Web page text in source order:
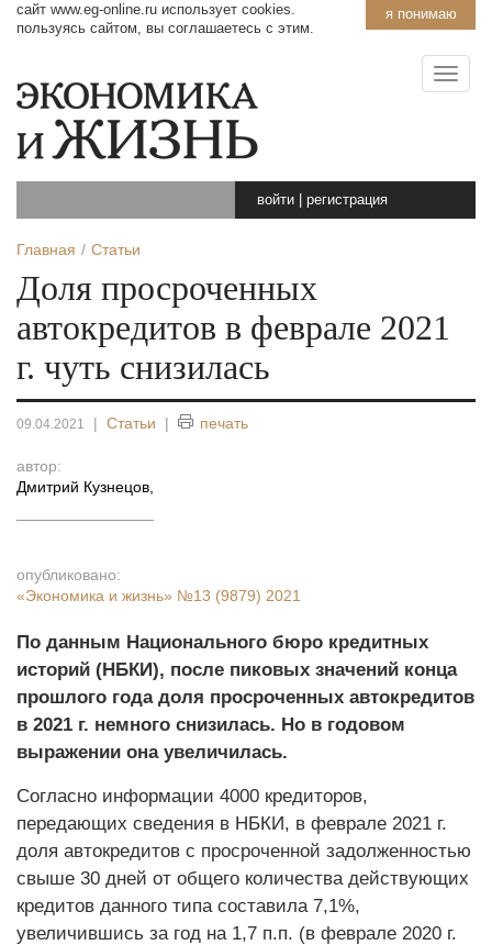
я понимаю
сайт www.eg-online.ru использует cookies.
пользуясь сайтом, вы соглашаетесь с этим.
войти регистрация
Главная Статьи
Доля просроченных
автокредитов в феврале 2021
г. чуть снизилась
09.04.2021 | Статьи | печать
автор:
Дмитрий Кузнецов
опубликовано:
«Экономика и жизнь» №13 (9879) 2021
По данным Национального бюро кредитных
историй (НБКИ), после пиковых значений конца
прошлого года доля просроченных автокредитов
в 2021 г. немного снизилась. Но в годовом
выражении она увеличилась.
Согласно информации 4000 кредиторов,
передающих сведения в НБКИ, в феврале 2021 г.
доля автокредитов с просроченной задолженностью
свыше 30 дней от общего количества действующих
кредитов данного типа составила 7,1%,
увеличившись за год на 1,7 п.п. (в феврале 2020 г.